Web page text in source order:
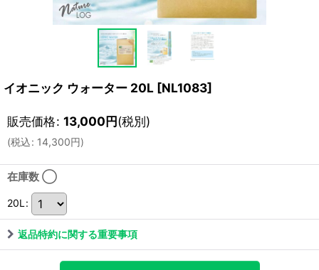
イオニック ウォーター 20L [NL1083]
販売価格: 13,000円(税別)
(税込: 14,300円)
在庫数 ◯
20L :
返品特約に関する重要事項